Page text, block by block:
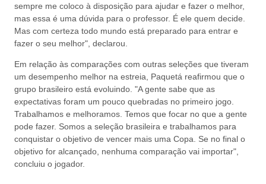
sempre me coloco à disposição para ajudar e fazer o melhor,
mas essa é uma dúvida para o professor. É ele quem decide.
Mas com certeza todo mundo está preparado para entrar e
fazer o seu melhor", declarou.
Em relação às comparações com outras seleções que tiveram
um desempenho melhor na estreia, Paquetá reafirmou que o
grupo brasileiro está evoluindo. "A gente sabe que as
expectativas foram um pouco quebradas no primeiro jogo.
Trabalhamos e melhoramos. Temos que focar no que a gente
pode fazer. Somos a seleção brasileira e trabalhamos para
conquistar o objetivo de vencer mais uma Copa. Se no final o
objetivo for alcançado, nenhuma comparação vai importar",
concluiu o jogador.